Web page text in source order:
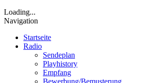
Loading...
Navigation
Startseite
Radio
Sendeplan
Playhistory
Empfang
Bewerbung/Bemusterung